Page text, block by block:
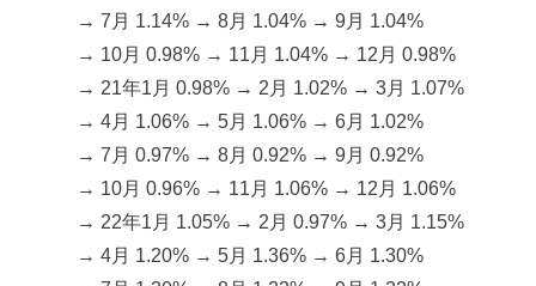
→ 7月 1.14% → 8月 1.04% → 9月 1.04%
→ 10月 0.98% → 11月 1.04% → 12月 0.98%
→ 21年1月 0.98% → 2月 1.02% → 3月 1.07%
→ 4月 1.06% → 5月 1.06% → 6月 1.02%
→ 7月 0.97% → 8月 0.92% → 9月 0.92%
→ 10月 0.96% → 11月 1.06% → 12月 1.06%
→ 22年1月 1.05% → 2月 0.97% → 3月 1.15%
→ 4月 1.20% → 5月 1.36% → 6月 1.30%